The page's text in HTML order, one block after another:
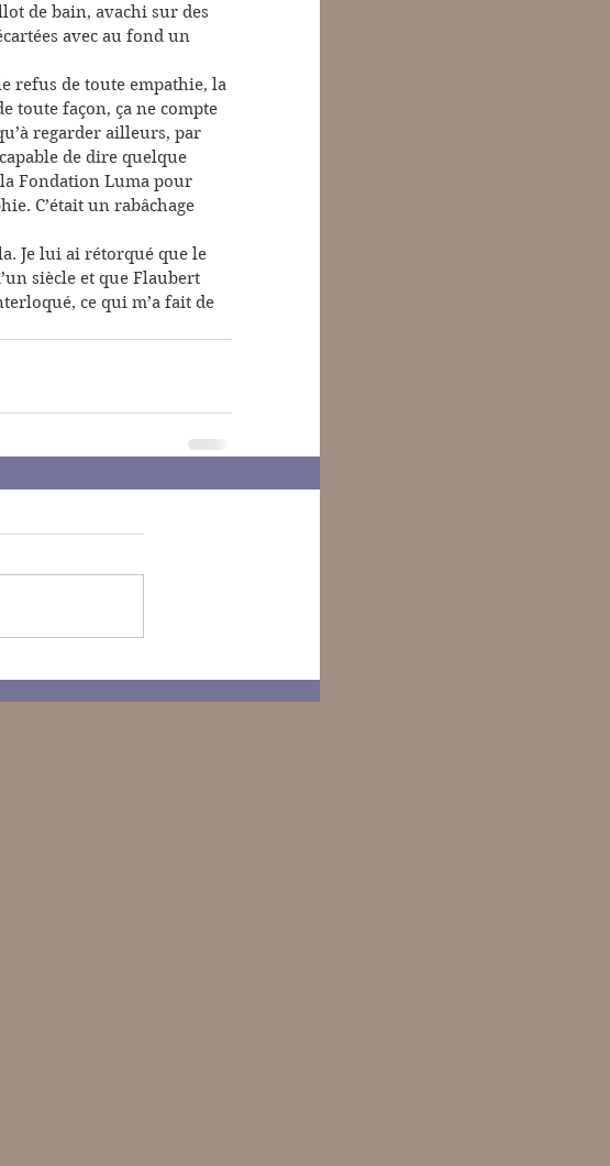
de bain, avachi sur des
avec au fond un
refus de toute empathie, la
toute façon, ça ne compte
regarder ailleurs, par
de dire quelque
Fondation Luma pour
C’était un rabâchage
Je lui ai rétorqué que le
siècle et que Flaubert
ce qui m’a fait de